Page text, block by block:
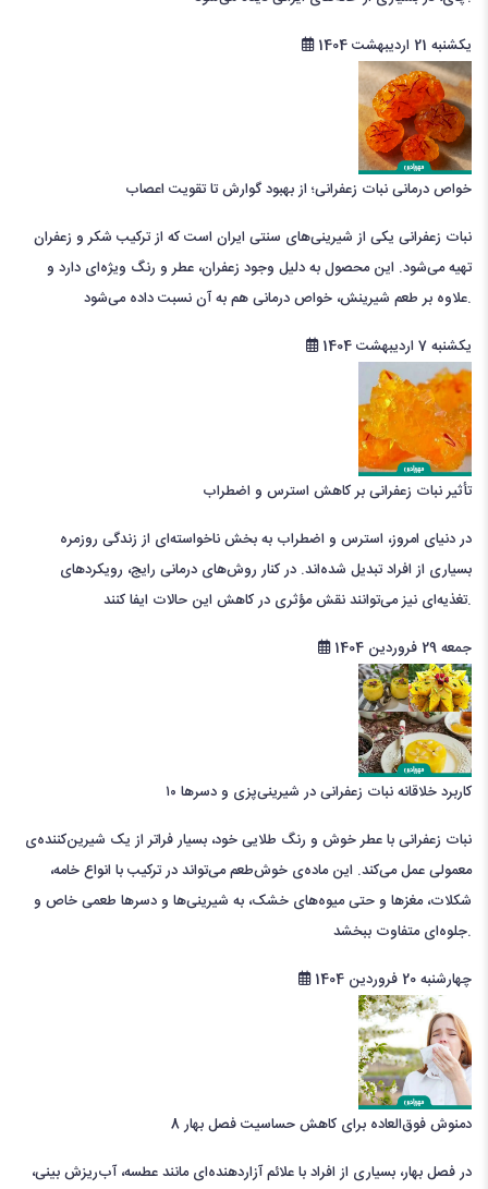
یکشنبه 21 اردیبهشت 1404
خواص درمانی نبات زعفرانی؛ از بهبود گوارش تا تقویت اعصاب
نبات زعفرانی یکی از شیرینی‌های سنتی ایران است که از ترکیب شکر و زعفران
تهیه می‌شود. این محصول به دلیل وجود زعفران، عطر و رنگ ویژه‌ای دارد و
علاوه بر طعم شیرینش، خواص درمانی هم به آن نسبت داده می‌شود.
یکشنبه 7 اردیبهشت 1404
تأثیر نبات زعفرانی بر کاهش استرس و اضطراب
در دنیای امروز، استرس و اضطراب به بخش ناخواسته‌ای از زندگی روزمره
بسیاری از افراد تبدیل شده‌اند. در کنار روش‌های درمانی رایج، رویکردهای
تغذیه‌ای نیز می‌توانند نقش مؤثری در کاهش این حالات ایفا کنند.
جمعه 29 فروردین 1404
۱۰ کاربرد خلاقانه نبات زعفرانی در شیرینی‌پزی و دسرها
نبات زعفرانی با عطر خوش و رنگ طلایی خود، بسیار فراتر از یک شیرین‌کننده‌ی
معمولی عمل می‌کند. این ماده‌ی خوش‌طعم می‌تواند در ترکیب با انواع خامه،
شکلات، مغزها و حتی میوه‌های خشک، به شیرینی‌ها و دسرها طعمی خاص و
جلوه‌ای متفاوت ببخشد.
چهارشنبه 20 فروردین 1404
8 دمنوش فوق‌العاده برای کاهش حساسیت‌ فصل بهار
در فصل بهار، بسیاری از افراد با علائم آزاردهنده‌ای مانند عطسه، آب‌ریزش بینی،